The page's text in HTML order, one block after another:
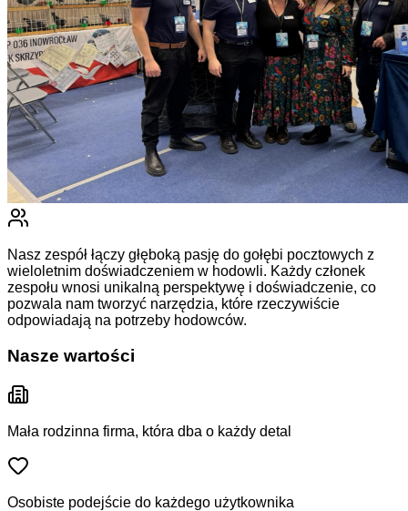
Nasz zespół łączy głęboką pasję do gołębi pocztowych z
wieloletnim doświadczeniem w hodowli. Każdy członek
zespołu wnosi unikalną perspektywę i doświadczenie, co
pozwala nam tworzyć narzędzia, które rzeczywiście
odpowiadają na potrzeby hodowców.
Nasze wartości
Mała rodzinna firma, która dba o każdy detal
Osobiste podejście do każdego użytkownika